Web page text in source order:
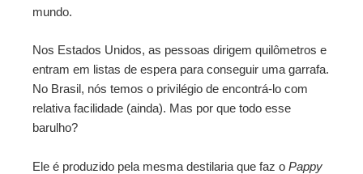
mundo.
Nos Estados Unidos, as pessoas dirigem quilômetros e
entram em listas de espera para conseguir uma garrafa.
No Brasil, nós temos o privilégio de encontrá-lo com
relativa facilidade (ainda). Mas por que todo esse
barulho?
Ele é produzido pela mesma destilaria que faz o Pappy